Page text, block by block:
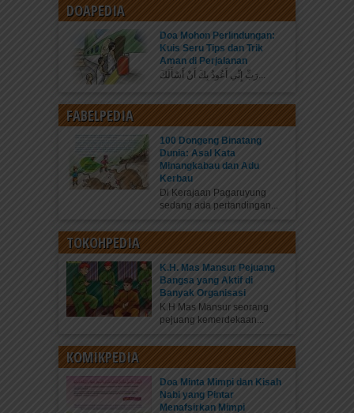
DOAPEDIA
Doa Mohon Perlindungan:
Kuis Seru Tips dan Trik
Aman di Perjalanan
رَبِّ إِنِّي أَعُوذُ بِكَ أَنْ أَسْأَلَكَ...
FABELPEDIA
100 Dongeng Binatang
Dunia: Asal Kata
Minangkabau dan Adu
Kerbau
Di Kerajaan Pagaruyung
sedang ada pertandingan...
TOKOHPEDIA
K.H. Mas Mansur Pejuang
Bangsa yang Aktif di
Banyak Organisasi
K.H Mas Mansur seorang
pejuang kemerdekaan...
KOMIKPEDIA
Doa Minta Mimpi dan Kisah
Nabi yang Pintar
Menafsirkan Mimpi